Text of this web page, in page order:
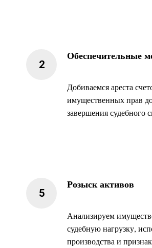
Обеспечительные
Добиваемся ареста
имущественных прав
завершения судебного
Розыск активов
Анализируем
судебную нагрузку,
производства и